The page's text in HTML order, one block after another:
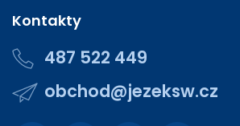
Kontakty
487 522 449
obchod@jezeksw.cz